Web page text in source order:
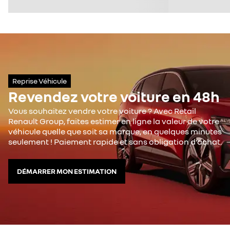
Reprise Véhicule
Revendez votre voiture en 48h
Vous souhaitez vendre votre voiture ? Avec Retail
Renault Group, faites estimer en ligne la valeur de votre
véhicule quelle que soit sa marque, en quelques minutes
seulement ! Paiement rapide et sans obligation d’achat.
DÉMARRER MON ESTIMATION